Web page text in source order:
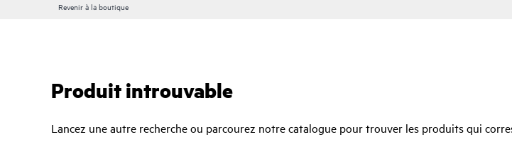
Revenir à la boutique
Produit introuvable
Lancez une autre recherche ou parcourez notre catalogue pour trouver les produits qui